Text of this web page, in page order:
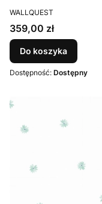
PRODUCENT
WALLQUEST
Cena
359,00 zł
Do koszyka
Dostępność: Dostępny